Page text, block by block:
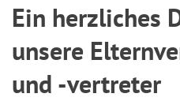
Ein herzliches
unsere
und -vertreter